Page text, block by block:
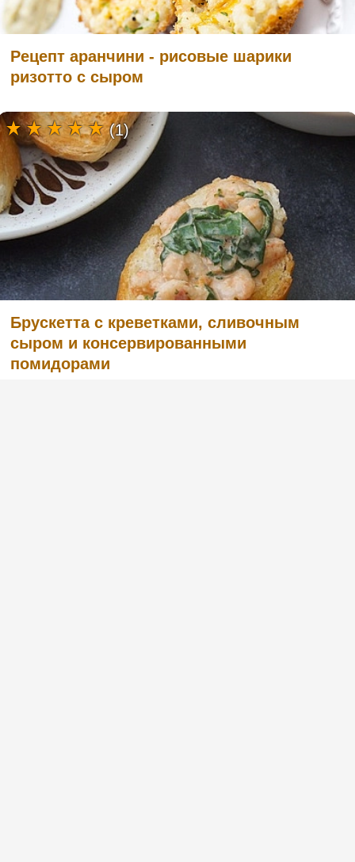
Рецепт аранчини - рисовые шарики
ризотто с сыром
Брускетта с креветками, сливочным
сыром и консервированными
помидорами
(1)